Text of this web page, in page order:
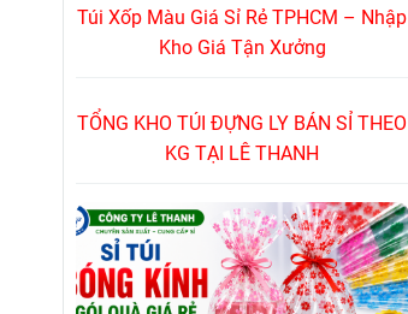
Túi Xốp Màu Giá Sỉ Rẻ TPHCM – Nhập
Kho Giá Tận Xưởng
TỔNG KHO TÚI ĐỰNG LY BÁN SỈ THEO
KG TẠI LÊ THANH